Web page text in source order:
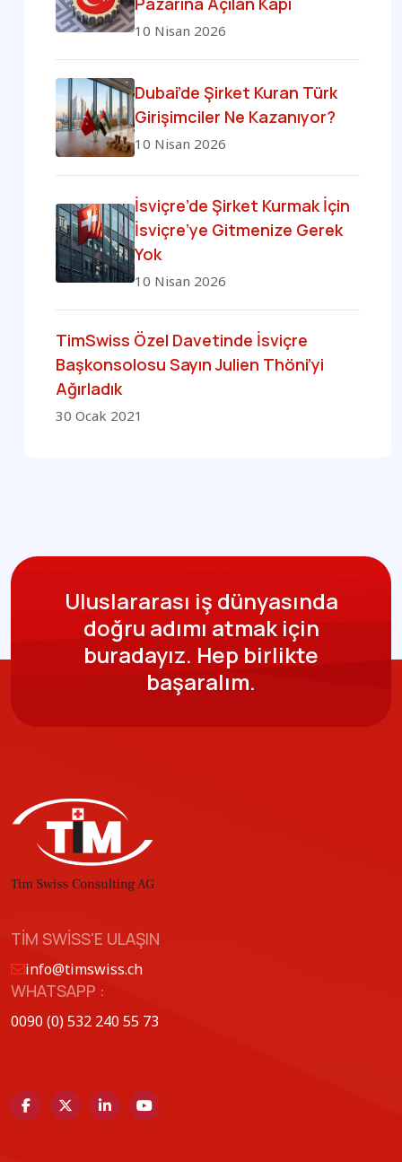
10 Nisan 2026
Dubai’de Şirket Kuran Türk
Girişimciler Ne Kazanıyor?
10 Nisan 2026
İsviçre’de Şirket Kurmak İçin
İsviçre’ye Gitmenize Gerek
Yok
10 Nisan 2026
TimSwiss Özel Davetinde İsviçre
Başkonsolosu Sayın Julien Thöni’yi
Ağırladık
30 Ocak 2021
Uluslararası iş dünyasında
doğru adımı atmak için
buradayız. Hep birlikte
başaralım.
TIM SWISS'E ULAŞIN
info@timswiss.ch
WHATSAPP :
0090 (0) 532 240 55 73